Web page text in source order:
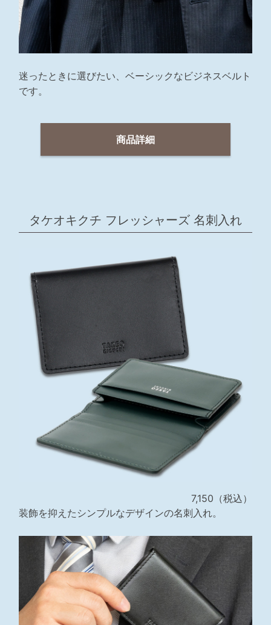
迷ったときに選びたい、ベーシックなビジネスベルト
です。
商品詳細
タケオキクチ フレッシャーズ 名刺入れ
7,150（税込）
装飾を抑えたシンプルなデザインの名刺入れ。